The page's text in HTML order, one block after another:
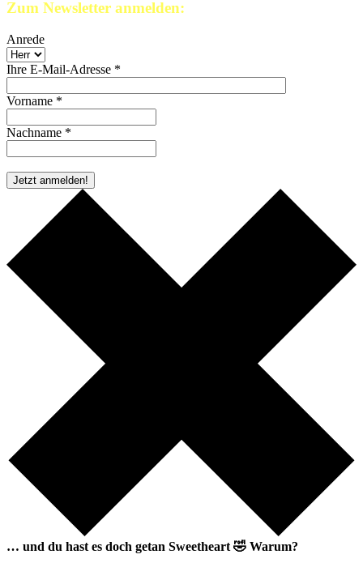
Zum Newsletter anmelden:
Anrede
Ihre E-Mail-Adresse *
Vorname *
Nachname *
… und du hast es doch getan Sweetheart 🤣 Warum?